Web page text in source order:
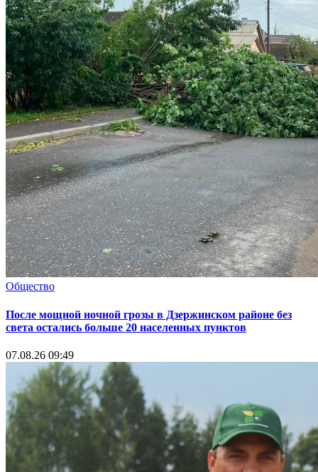
Общество
После мощной ночной грозы в Дзержинском районе без
света остались больше 20 населенных пунктов
07.08.26 09:49